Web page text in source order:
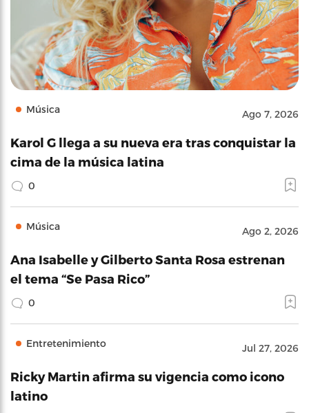
Música Ago 7, 2026
Karol G llega a su nueva era tras conquistar la
cima de la música latina
0
Música Ago 2, 2026
Ana Isabelle y Gilberto Santa Rosa estrenan
el tema “Se Pasa Rico”
0
Entretenimiento Jul 27, 2026
Ricky Martin afirma su vigencia como icono
latino